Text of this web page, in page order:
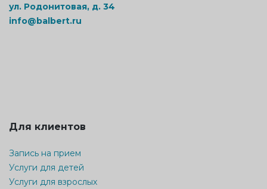
ул. Родонитовая, д. 34
info@balbert.ru
Для клиентов
Запись на прием
Услуги для детей
Услуги для взрослых